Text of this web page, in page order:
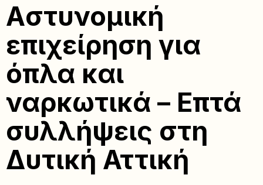
Aστυνομική
επιχείρηση για
όπλα και
ναρκωτικά – Επτά
συλλήψεις στη
Δυτική Αττική